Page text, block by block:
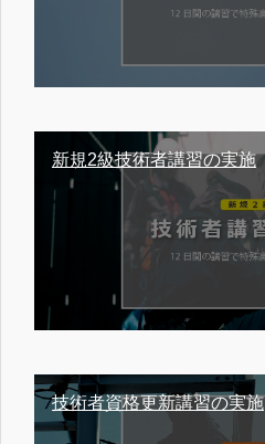
新規2級技術者講習の実施
技術者資格更新講習の実施